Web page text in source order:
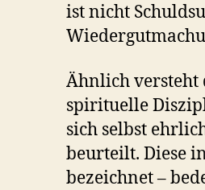
ist nicht
Ähnlich versteht
spirituelle
sich selbst
beurteilt. Diese
bezeichnet –